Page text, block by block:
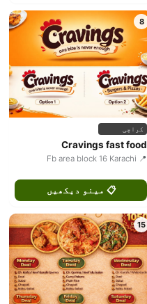
8
کراچی
Cravings fast food
📍 Fb area block 16 Karachi
📋 مینو دیکھیں
15